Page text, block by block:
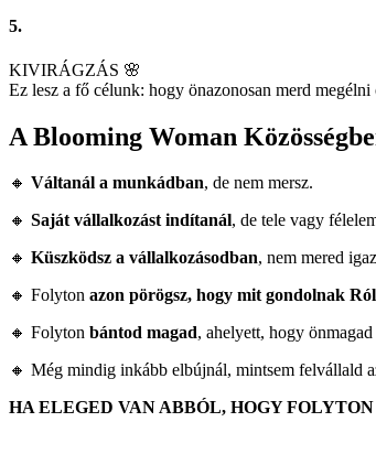
5.
KIVIRÁGZÁS 🌸
Ez lesz a fő célunk: hogy önazonosan merd
A Blooming Woman
🔸 Váltanál a munkádban, de nem mersz.
🔸 Saját vállalkozást indítanál, de tele vagy
🔸 Küszködsz a vállalkozásodban, nem mered
🔸 Folyton azon pörögsz, hogy mit gondolnak
🔸 Folyton bántod magad, ahelyett, hogy
🔸 Még mindig inkább elbújnál, mintsem felvállald
HA ELEGED VAN ABBÓL, HOGY